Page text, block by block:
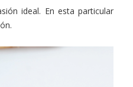
ideal. En esta particular